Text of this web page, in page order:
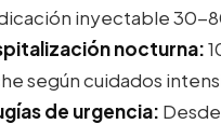
inyectable 30-
nocturna:
según cuidados
de urgencia: